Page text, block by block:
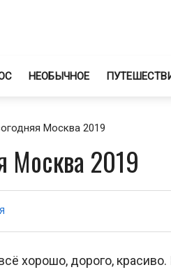
НЕОБЫЧНОЕ
Москва 2019
Москва 2019
хорошо, дорого,